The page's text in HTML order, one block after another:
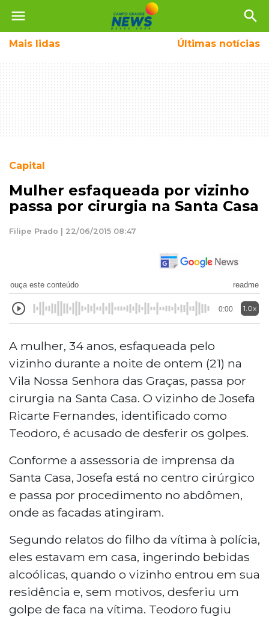
menu search
Mais lidas Últimas notícias
Capital
Mulher esfaqueada por vizinho
passa por cirurgia na Santa Casa
Filipe Prado | 22/06/2015 08:47
ouça este conteúdo readme
0:00 1.0x
A mulher, 34 anos, esfaqueada pelo
vizinho durante a noite de ontem (21) na
Vila Nossa Senhora das Graças, passa por
cirurgia na Santa Casa. O vizinho de Josefa
Ricarte Fernandes, identificado como
Teodoro, é acusado de desferir os golpes.
Conforme a assessoria de imprensa da
Santa Casa, Josefa está no centro cirúrgico
e passa por procedimento no abdômen,
onde as facadas atingiram.
Segundo relatos do filho da vítima à polícia,
eles estavam em casa, ingerindo bebidas
alcoólicas, quando o vizinho entrou em sua
residência e, sem motivos, desferiu um
golpe de faca na vítima. Teodoro fugiu